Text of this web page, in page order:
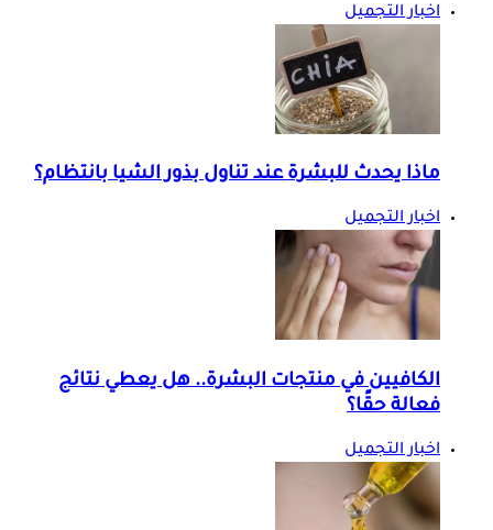
اخبار التجميل
ماذا يحدث للبشرة عند تناول بذور الشيا بانتظام؟
اخبار التجميل
الكافيين في منتجات البشرة.. هل يعطي نتائج
فعالة حقًا؟
اخبار التجميل